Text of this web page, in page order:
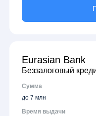
Eurasian Bank
Беззалоговый
Сумма
до 7 млн
Время выдачи